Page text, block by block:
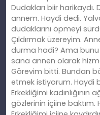
Dudakları biir
annem. Haydi dedi.
dudaklarını öpmeyi
Çıldırmak üzereyim.
durma hadi? Ama
sana annen olarak
Görevim bitti. Bundan
etmek istiyorum. Haydi
Erkekliğimi
gözlerinin içiine baktım.